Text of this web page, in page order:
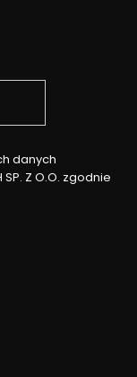
danych
SP. Z O.O. zgodnie